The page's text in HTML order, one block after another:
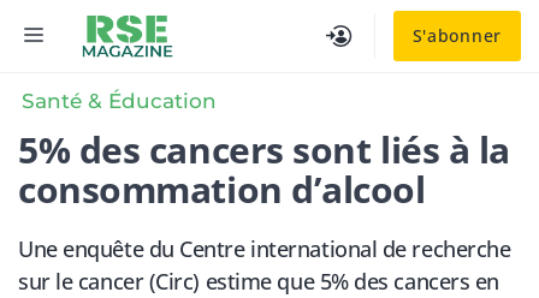
S'abonner
MENU
Santé & Éducation
​5% des cancers sont liés à la
consommation d’alcool
Une enquête du Centre international de recherche
sur le cancer (Circ) estime que 5% des cancers en